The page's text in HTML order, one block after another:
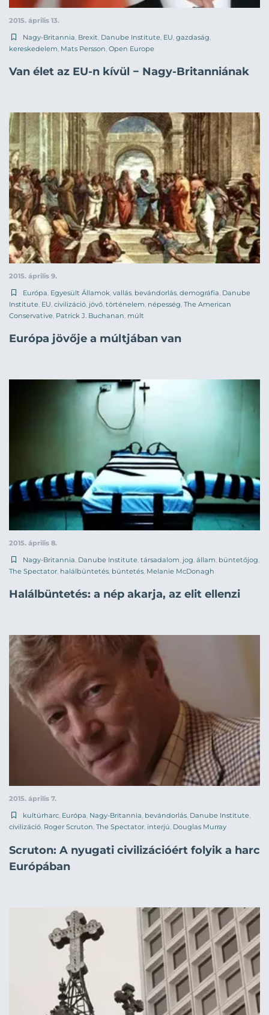
2015. április 13.
Nagy-Britannia, Brexit, Danube Institute, EU, gazdaság,
kereskedelem, Mats Persson, Open Europe
Van élet az EU-n kívül − Nagy-Britanniának
2015. április 9.
Európa, Egyesült Államok, vallás, bevándorlás, demográfia, Danube
Institute, EU, civilizáció, jövő, történelem, népesség, The American
Conservative, Patrick J. Buchanan, múlt
Európa jövője a múltjában van
2015. április 8.
Nagy-Britannia, Danube Institute, társadalom, jog, állam, büntetőjog,
The Spectator, halálbüntetés, büntetés, Melanie McDonagh
Halálbüntetés: a nép akarja, az elit ellenzi
2015. április 7.
kultúrharc, Európa, Nagy-Britannia, bevándorlás, Danube Institute,
civilizáció, Roger Scruton, The Spectator, interjú, Douglas Murray
Scruton: A nyugati civilizációért folyik a harc
Európában